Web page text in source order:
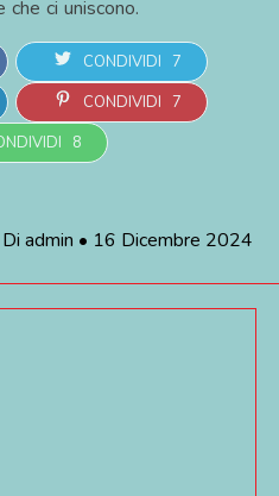
ci uniscono.
CONDIVIDI 7
CONDIVIDI 7
8
Di admin • 16 Dicembre 2024